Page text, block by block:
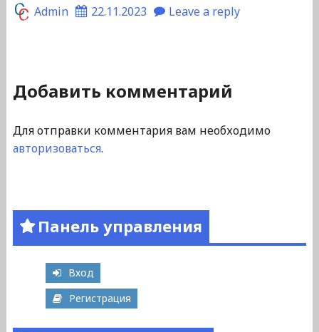
Admin 22.11.2023 Leave a reply
Добавить комментарий
Для отправки комментария вам необходимо
авторизоваться.
Панель управления
Вход
Регистрация